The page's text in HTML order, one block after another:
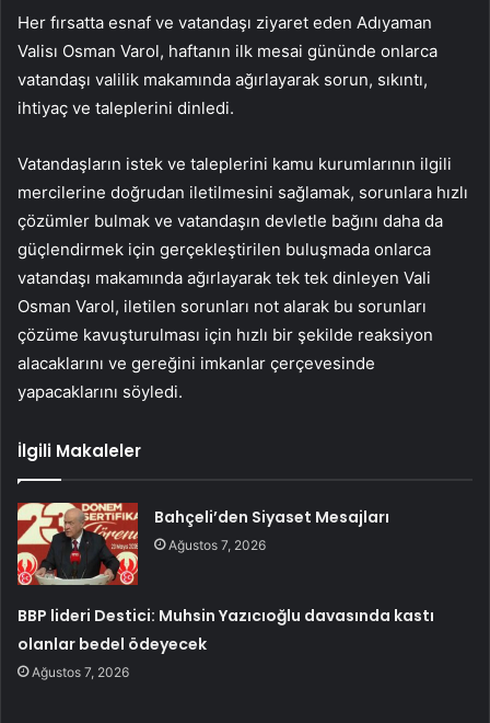
Her fırsatta esnaf ve vatandaşı ziyaret eden Adıyaman
Valisı Osman Varol, haftanın ilk mesai gününde onlarca
vatandaşı valilik makamında ağırlayarak sorun, sıkıntı,
ihtiyaç ve taleplerini dinledi.
Vatandaşların istek ve taleplerini kamu kurumlarının ilgili
mercilerine doğrudan iletilmesini sağlamak, sorunlara hızlı
çözümler bulmak ve vatandaşın devletle bağını daha da
güçlendirmek için gerçekleştirilen buluşmada onlarca
vatandaşı makamında ağırlayarak tek tek dinleyen Vali
Osman Varol, iletilen sorunları not alarak bu sorunları
çözüme kavuşturulması için hızlı bir şekilde reaksiyon
alacaklarını ve gereğini imkanlar çerçevesinde
yapacaklarını söyledi.
İlgili Makaleler
Bahçeli’den Siyaset Mesajları
Ağustos 7, 2026
BBP lideri Destici: Muhsin Yazıcıoğlu davasında kastı
olanlar bedel ödeyecek
Ağustos 7, 2026